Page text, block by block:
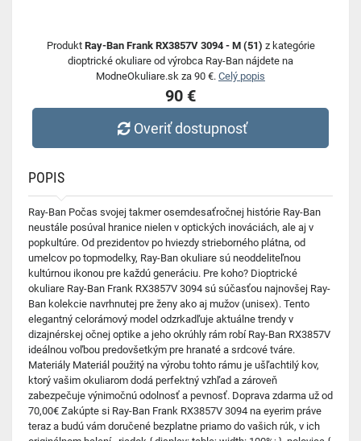
Produkt Ray-Ban Frank RX3857V 3094 - M (51) z kategórie
dioptrické okuliare od výrobca Ray-Ban nájdete na
ModneOkuliare.sk za 90 €. Celý popis
90 €
Overiť dostupnosť
POPIS
Ray-Ban Počas svojej takmer osemdesaťročnej histórie Ray-Ban
neustále posúval hranice nielen v optických inováciách, ale aj v
popkultúre. Od prezidentov po hviezdy strieborného plátna, od
umelcov po topmodelky, Ray-Ban okuliare sú neoddeliteľnou
kultúrnou ikonou pre každú generáciu. Pre koho? Dioptrické
okuliare Ray-Ban Frank RX3857V 3094 sú súčasťou najnovšej Ray-
Ban kolekcie navrhnutej pre ženy ako aj mužov (unisex). Tento
elegantný celorámový model odzrkadľuje aktuálne trendy v
dizajnérskej očnej optike a jeho okrúhly rám robí Ray-Ban RX3857V
ideálnou voľbou predovšetkým pre hranaté a srdcové tváre.
Materiály Materiál použitý na výrobu tohto rámu je ušľachtilý kov,
ktorý vašim okuliarom dodá perfektný vzhľad a zároveň
zabezpečuje výnimočnú odolnosť a pevnosť. Doprava zdarma už od
70,00€ Zakúpte si Ray-Ban Frank RX3857V 3094 na eyerim práve
teraz a budú vám doručené bezplatne priamo do vašich rúk, v ich